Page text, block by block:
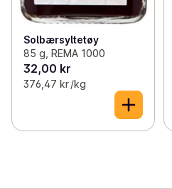
Solbærsyltetøy
85 g, REMA 1000
32,00 kr
376,47 kr /kg